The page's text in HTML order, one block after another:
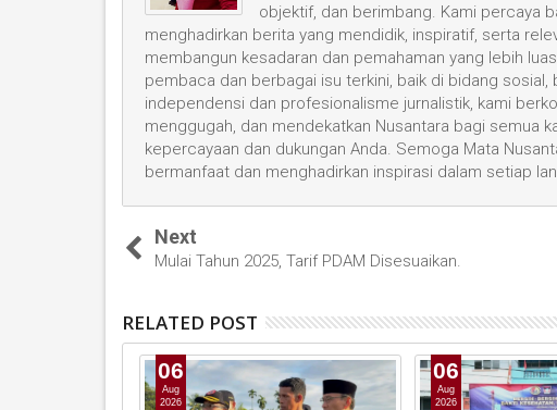
objektif, dan berimbang. Kami percaya
menghadirkan berita yang mendidik, inspiratif, serta
membangun kesadaran dan pemahaman yang lebih
pembaca dan berbagai isu terkini, baik di bidang
independensi dan profesionalisme jurnalistik, kami
menggugah, dan mendekatkan Nusantara bagi semua
kepercayaan dan dukungan Anda. Semoga Mata
bermanfaat dan menghadirkan inspirasi dalam setiap
Next
Mulai Tahun 2025, Tarif PDAM Disesuaikan.
RELATED POST
06
Aug
2026
06
Aug
2026